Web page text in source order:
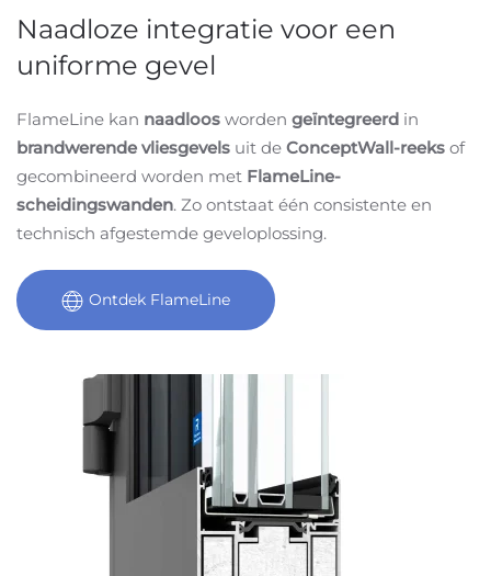
Naadloze integratie voor een
uniforme gevel
FlameLine kan naadloos worden geïntegreerd in
brandwerende vliesgevels uit de ConceptWall-reeks of
gecombineerd worden met FlameLine-
scheidingswanden. Zo ontstaat één consistente en
technisch afgestemde geveloplossing.
Ontdek FlameLine